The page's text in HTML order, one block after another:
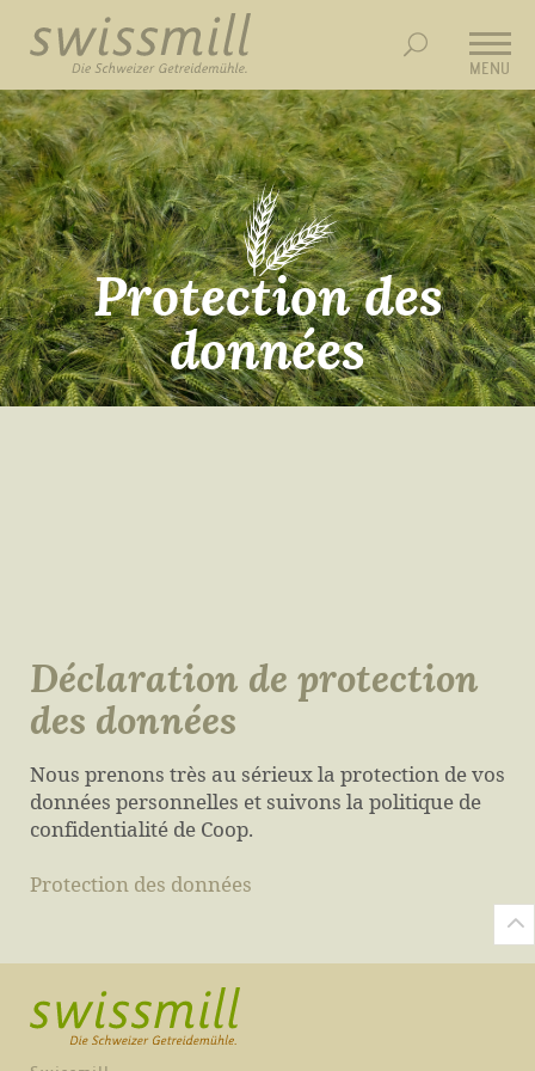
MENU
Protection des
données
Déclaration de protection
des données
Nous prenons très au sérieux la protection de vos
données personnelles et suivons la politique de
confidentialité de Coop.
Protection des données